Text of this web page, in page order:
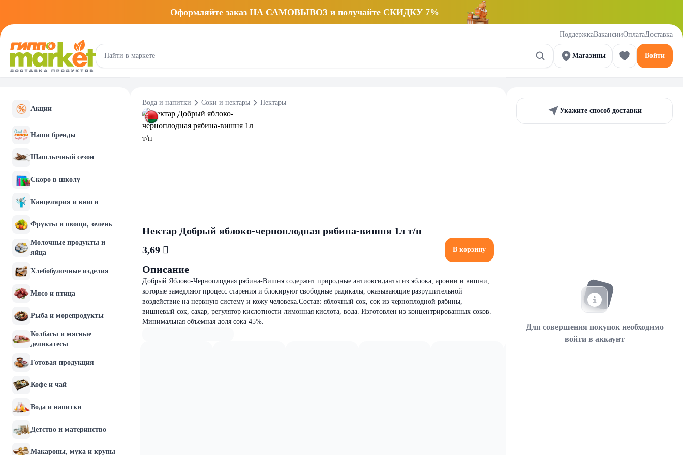
Оформляйте заказ НА САМОВЫВОЗ и получайте СКИДКУ 7%
ПоддержкаВакансииОплатаДоставка
Магазины Войти
Акции
Наши бренды
Шашлычный сезон
Скоро в школу
Канцелярия и книги
Фрукты и овощи, зелень
Молочные продукты и
яйца
Хлебобулочные изделия
Мясо и птица
Рыба и морепродукты
Колбасы и мясные
деликатесы
Готовая продукция
Кофе и чай
Вода и напитки
Детство и материнство
Макароны, мука и крупы
Вода и напитки Соки и нектары Нектары
Нектар Добрый яблоко-черноплодная рябина-вишня 1л т/п
3,69 
В корзину
Описание
Добрый Яблоко-Черноплодная рябина-Вишня содержит природные антиоксиданты из яблока, аронии и вишни,
которые замедляют процесс старения и блокируют свободные радикалы, оказывающие разрушительной
воздействие на нервную систему и кожу человека.Состав: яблочный сок, сок из черноплодной рябины,
вишневый сок, сахар, регулятор кислотности лимонная кислота, вода. Изготовлен из концентрированных соков.
Минимальная объемная доля сока 45%.
Укажите способ доставки
Для совершения покупок необходимо
войти в аккаунт